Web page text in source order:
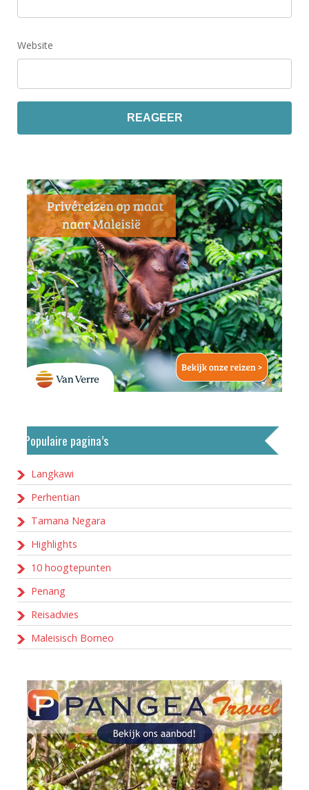
Website
Populaire pagina’s
Langkawi
Perhentian
Tamana Negara
Highlights
10 hoogtepunten
Penang
Reisadvies
Maleisisch Borneo